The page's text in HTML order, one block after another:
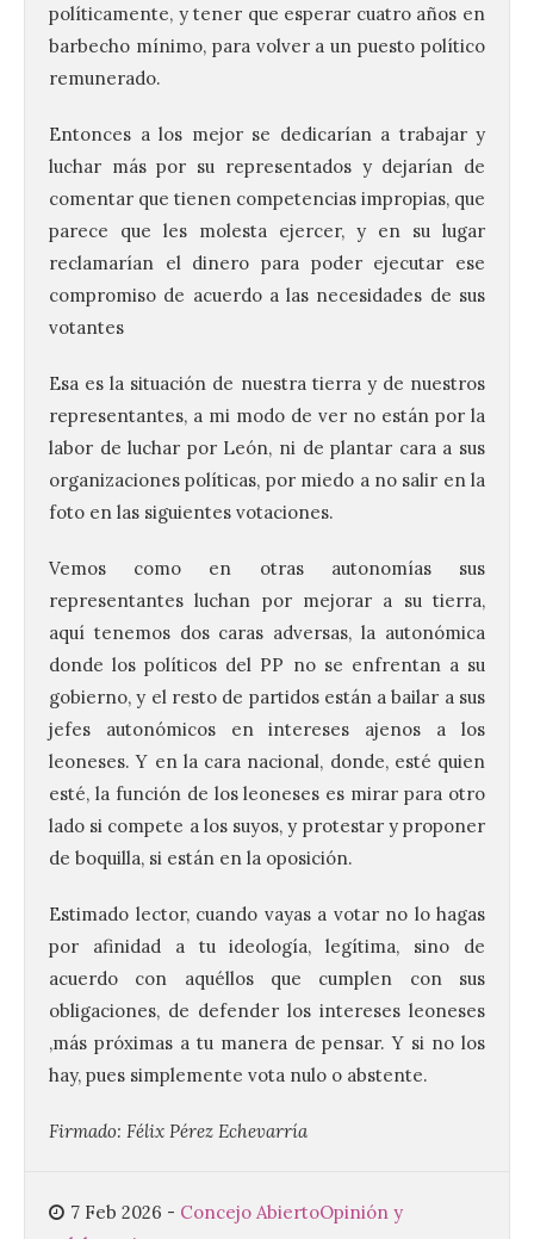
políticamente, y tener que esperar cuatro años en
barbecho mínimo, para volver a un puesto político
remunerado.
Entonces a los mejor se dedicarían a trabajar y
luchar más por su representados y dejarían de
comentar que tienen competencias impropias, que
parece que les molesta ejercer, y en su lugar
reclamarían el dinero para poder ejecutar ese
compromiso de acuerdo a las necesidades de sus
votantes
Esa es la situación de nuestra tierra y de nuestros
representantes, a mi modo de ver no están por la
labor de luchar por León, ni de plantar cara a sus
organizaciones políticas, por miedo a no salir en la
foto en las siguientes votaciones.
Vemos como en otras autonomías sus
representantes luchan por mejorar a su tierra,
aquí tenemos dos caras adversas, la autonómica
donde los políticos del PP no se enfrentan a su
gobierno, y el resto de partidos están a bailar a sus
jefes autonómicos en intereses ajenos a los
leoneses. Y en la cara nacional, donde, esté quien
esté, la función de los leoneses es mirar para otro
lado si compete a los suyos, y protestar y proponer
de boquilla, si están en la oposición.
Estimado lector, cuando vayas a votar no lo hagas
por afinidad a tu ideología, legítima, sino de
acuerdo con aquéllos que cumplen con sus
obligaciones, de defender los intereses leoneses
,más próximas a tu manera de pensar. Y si no los
hay, pues simplemente vota nulo o abstente.
Firmado: Félix Pérez Echevarría
7 Feb 2026 - Concejo AbiertoOpinión y
Ciclo “Mujeres en la
Historia y la
Peregrinación”, en
Benavides de Órbigo.
Alonso, sobre la
peregrinación femenina.
“Va de Monjas”, de José
Fernando Cornejo. Apertura de una doble
exposición de fotografía. Este viernes, 7
auditorio de Benavides de […]
Food trucks y música en